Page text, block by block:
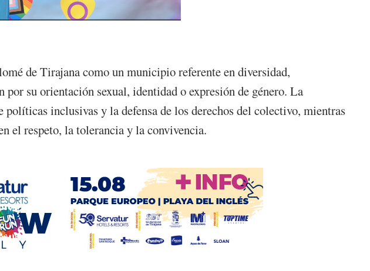
de Tirajana como un municipio referente en diversidad,
su orientación sexual, identidad o expresión de género. La
inclusivas y la defensa de los derechos del colectivo, mientras
el respeto, la tolerancia y la convivencia.